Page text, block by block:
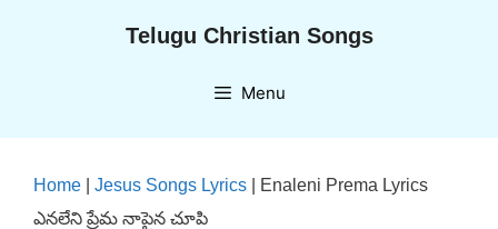
Telugu Christian Songs
Menu
Home Jesus Songs Lyrics
Enaleni Prema Lyrics
ఎనలేని ప్రేమ నాపైన చూపి